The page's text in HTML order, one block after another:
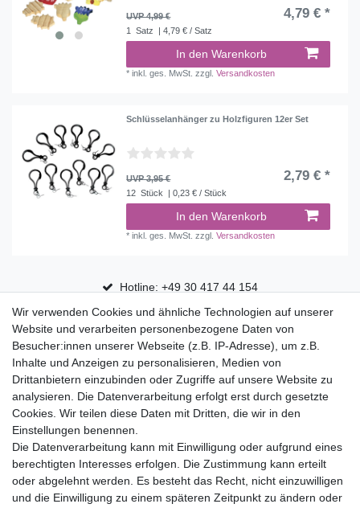
UVP 4,99 € 4,79 € *
1 Satz | 4,79 € / Satz
In den Warenkorb
*inkl. ges. MwSt. zzgl.Versandkosten
Schlüsselanhänger zu Holzfiguren 12er Set
UVP 3,95 € 2,79 € *
12 Stück | 0,23 € / Stück
In den Warenkorb
*inkl. ges. MwSt. zzgl.Versandkosten
Hotline: +49 30 417 44 154
30 Tage Rückgaberecht
Versandfrei ab 75 € in Deutschland
Top Marken
Eduplay
Folia Bringmann
Shop
Mein Konto
Wir verwenden Cookies und ähnliche Technologien auf unserer
Website und verarbeiten personenbezogene Daten von
Besucher:innen unserer Webseite (z.B. IP-Adresse), um z.B.
Inhalte und Anzeigen zu personalisieren, Medien von
Drittanbietern einzubinden oder Zugriffe auf unsere Website zu
analysieren. Die Datenverarbeitung erfolgt erst durch gesetzte
Cookies. Wir teilen diese Daten mit Dritten, die wir in den
Einstellungen benennen.
Die Datenverarbeitung kann mit Einwilligung oder aufgrund eines
berechtigten Interesses erfolgen. Die Zustimmung kann erteilt
oder abgelehnt werden. Es besteht das Recht, nicht einzuwilligen
und die Einwilligung zu einem späteren Zeitpunkt zu ändern oder